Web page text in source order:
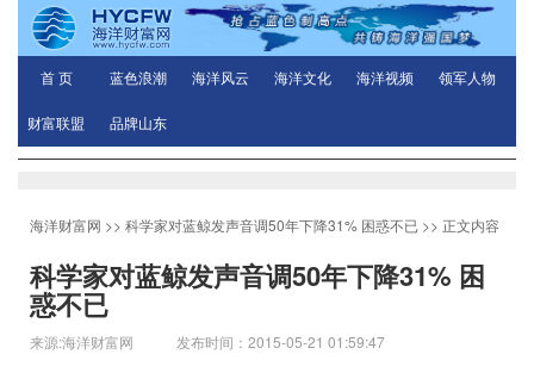
首 页 蓝色浪潮 海洋风云 海洋文化 海洋视频 领军人物
财富联盟 品牌山东
海洋财富网 >> 科学家对蓝鲸发声音调50年下降31% 困惑不已 >> 正文内容
科学家对蓝鲸发声音调50年下降31% 困
惑不已
来源:海洋财富网 发布时间：2015-05-21 01:59:47